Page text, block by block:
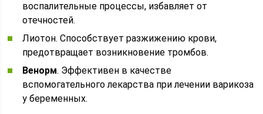
воспалительные процессы, избавляет от
отечностей.
Лиотон. Способствует разжижению крови,
предотвращает возникновение тромбов.
Венорм. Эффективен в качестве
вспомогательного лекарства при лечении варикоза
у беременных.